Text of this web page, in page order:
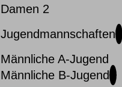
Damen 2
Jugendmannschaften
Männliche A-Jugend
Männliche B-Jugend